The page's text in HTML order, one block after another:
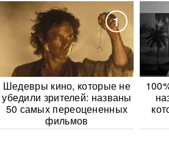
1
Шедевры кино, которые не
убедили зрителей: названы
50 самых переоцененных
фильмов